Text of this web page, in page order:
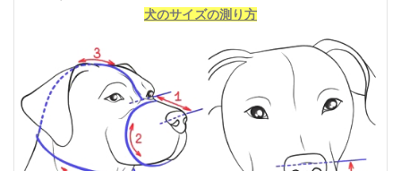
犬のサイズの測り方